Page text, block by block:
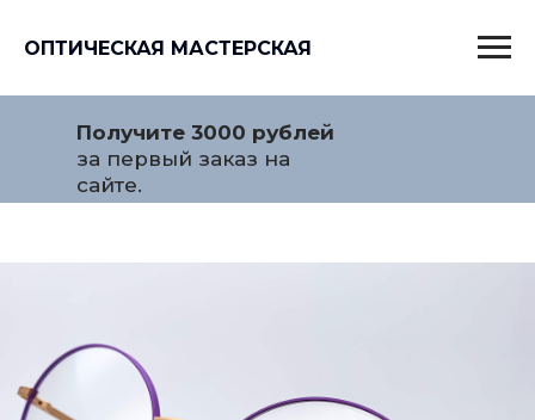
ОПТИЧЕСКАЯ МАСТЕРСКАЯ
Получите 3000 рублей
за первый заказ на
сайте.